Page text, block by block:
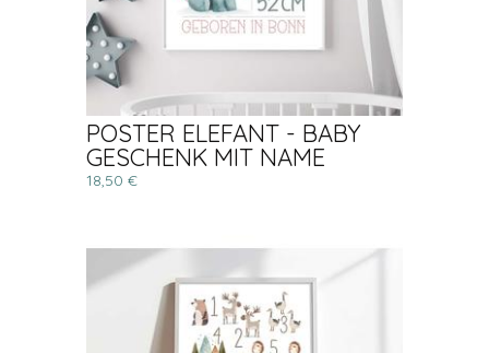
POSTER ELEFANT - BABY
GESCHENK MIT NAME
18,50 €